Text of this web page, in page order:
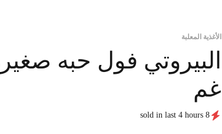
الأغذية المعلبة
غم
8 sold in last 4 hours